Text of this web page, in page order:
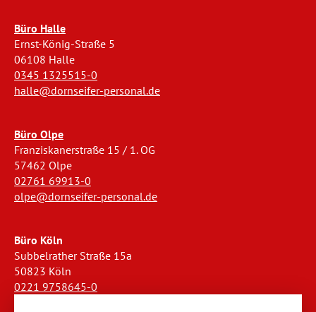
Büro Halle
Ernst-König-Straße 5
06108 Halle
0345 1325515-0
halle@dornseifer-personal.de
Büro Olpe
Franziskanerstraße 15 / 1. OG
57462 Olpe
02761 69913-0
olpe@dornseifer-personal.de
Büro Köln
Subbelrather Straße 15a
50823 Köln
0221 9758645-0